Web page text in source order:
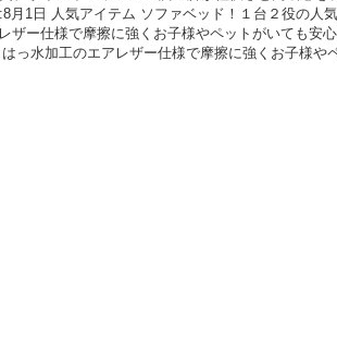
月1日 人気アイテム ソファベッド！１台２役の人
はっ水加工のエアレザー仕様で摩擦に強くお子様